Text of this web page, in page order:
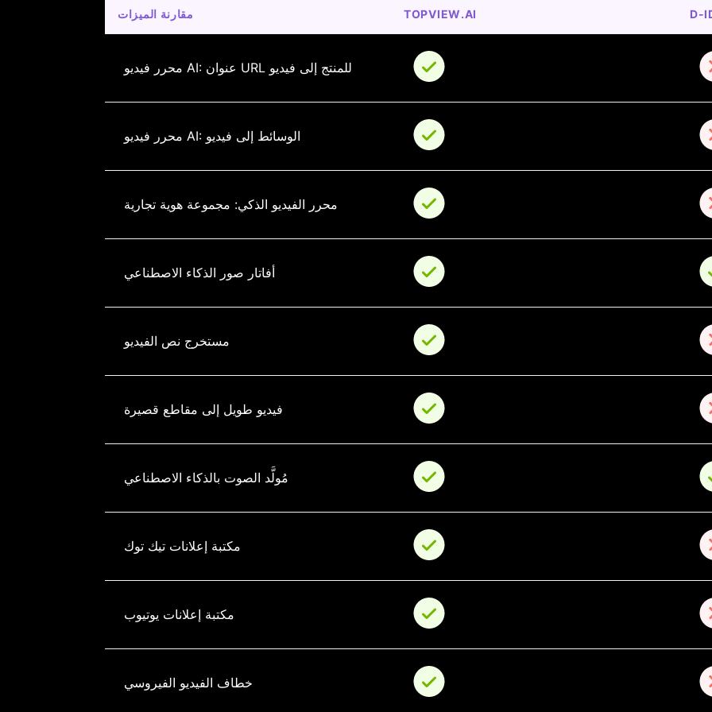
مقارنة الميزات TOPVIEW.AI D-
محرر فيديو AI: عنوان URL للمنتج إلى فيديو
محرر فيديو AI: الوسائط إلى فيديو
محرر الفيديو الذكي: مجموعة هوية تجارية
أفاتار صور الذكاء الاصطناعي
مستخرج نص الفيديو
فيديو طويل إلى مقاطع قصيرة
مُولَّد الصوت بالذكاء الاصطناعي
مكتبة إعلانات تيك توك
مكتبة إعلانات يوتيوب
خطاف الفيديو الفيروسي